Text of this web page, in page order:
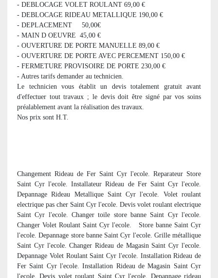
- DEBLOCAGE VOLET ROULANT 69,00 €
- DEBLOCAGE RIDEAU METALLIQUE 190,00 €
- DEPLACEMENT 50,00€
- MAIN D OEUVRE 45,00 €
- OUVERTURE DE PORTE MANUELLE 89,00 €
- OUVERTURE DE PORTE AVEC PERCEMENT 150,00 €
- FERMETURE PROVISOIRE DE PORTE 230,00 €
- Autres tarifs demander au technicien.
Le technicien vous établit un devis totalement gratuit avant
d'effectuer tout travaux ; le devis doit être signé par vos soins
préalablement avant la réalisation des travaux.
Nos prix sont H.T.
Changement Rideau de Fer Saint Cyr l'ecole. Reparateur Store
Saint Cyr l'ecole. Installateur Rideau de Fer Saint Cyr l'ecole.
Depannage Rideau Metallique Saint Cyr l'ecole. Volet roulant
electrique pas cher Saint Cyr l'ecole. Devis volet roulant electrique
Saint Cyr l'ecole. Changer toile store banne Saint Cyr l'ecole.
Changer Volet Roulant Saint Cyr l'ecole. Store banne Saint Cyr
l'ecole. Depannage store banne Saint Cyr l'ecole. Grille métallique
Saint Cyr l'ecole. Changer Rideau de Magasin Saint Cyr l'ecole.
Depannage Volet Roulant Saint Cyr l'ecole. Installation Rideau de
Fer Saint Cyr l'ecole. Installation Rideau de Magasin Saint Cyr
l'ecole. Devis volet roulant Saint Cyr l'ecole. Depannage rideau